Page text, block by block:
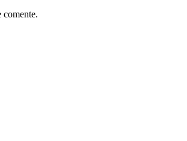
comente.